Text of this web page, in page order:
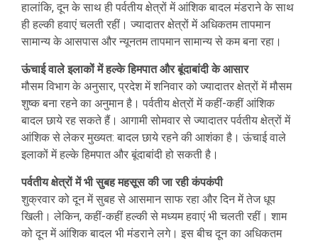
हालांकि, दून के साथ ही पर्वतीय क्षेत्रों में आंशिक बादल मंडराने के साथ
ही हल्की हवाएं चलती रहीं। ज्यादातर क्षेत्रों में अधिकतम तापमान
सामान्य के आसपास और न्यूनतम तापमान सामान्य से कम बना रहा।
ऊंचाई वाले इलाकों में हल्के हिमपात और बूंदाबांदी के आसार
मौसम विभाग के अनुसार, प्रदेश में शनिवार को ज्यादातर क्षेत्रों में मौसम
शुष्क बना रहने का अनुमान है। पर्वतीय क्षेत्रों में कहीं-कहीं आंशिक
बादल छाये रह सकते हैं। आगामी सोमवार से ज्यादातर पर्वतीय क्षेत्रों में
आंशिक से लेकर मुख्यत: बादल छाये रहने की आशंका है। ऊंचाई वाले
इलाकों में हल्के हिमपात और बूंदाबांदी हो सकती है।
पर्वतीय क्षेत्रों में भी सुबह महसूस की जा रही कंपकंपी
शुक्रवार को दून में सुबह से आसमान साफ रहा और दिन में तेज धूप
खिली। लेकिन, कहीं-कहीं हल्की से मध्यम हवाएं भी चलती रहीं। शाम
को दून में आंशिक बादल भी मंडराने लगे। इस बीच दून का अधिकतम